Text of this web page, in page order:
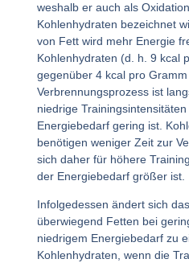
weshalb er auch als
Kohlenhydraten bezeichnet
von Fett wird mehr Energie
Kohlenhydraten (d. h. 9 kcal
gegenüber 4 kcal pro
Verbrennungsprozess ist
niedrige
Energiebedarf gering ist.
benötigen weniger Zeit zur
sich daher für höhere
der Energiebedarf größer ist.
Infolgedessen ändert sich
überwiegend Fetten bei
niedrigem Energiebedarf zu
Kohlenhydraten, wenn die